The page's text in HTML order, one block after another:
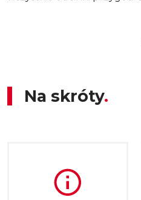
Na skróty